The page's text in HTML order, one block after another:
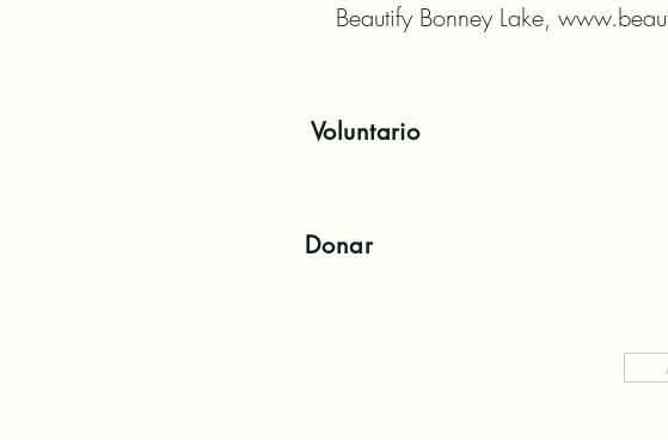
Beautify Bonney Lake,
Voluntario
Donar